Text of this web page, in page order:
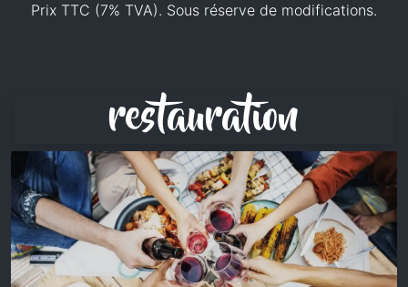
Prix TTC (7% TVA). Sous réserve de modifications.
restauration